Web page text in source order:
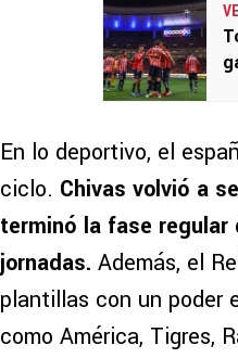
En lo deportivo, el
ciclo. Chivas volvió a
terminó la fase regular
jornadas. Además, el
plantillas con un poder
como América, Tigres,